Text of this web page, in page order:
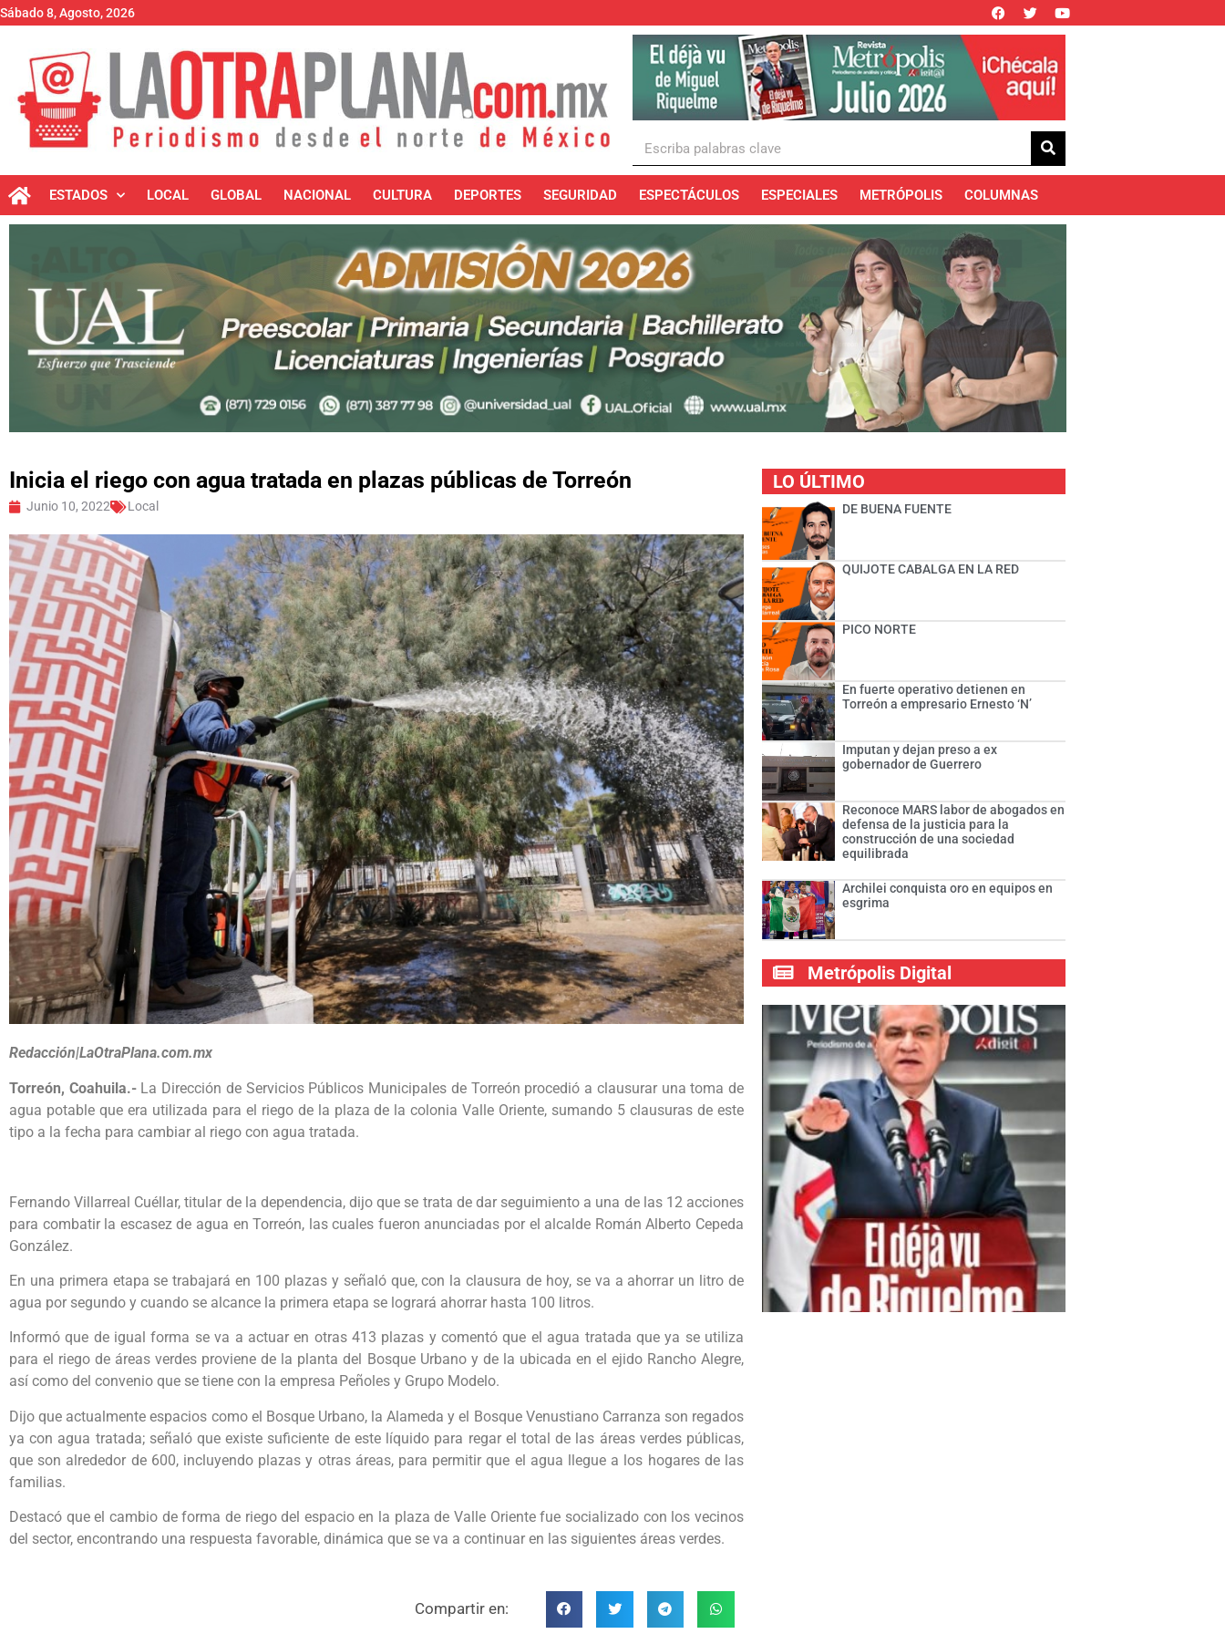
Sábado 8, Agosto, 2026
ESTADOS LOCAL GLOBAL NACIONAL CULTURA DEPORTES SEGURIDAD ESPECTÁCULOS ESPECIALES METRÓPOLIS COLUMNAS
Inicia el riego con agua tratada en plazas públicas de Torreón
Junio 10, 2022 Local
Redacción|LaOtraPlana.com.mx
Torreón, Coahuila.-La Dirección de Servicios Públicos Municipales de Torreón procedió a clausurar una toma de
agua potable que era utilizada para el riego de la plaza de la colonia Valle Oriente, sumando 5 clausuras de este
tipo a la fecha para cambiar al riego con agua tratada.
Fernando Villarreal Cuéllar, titular de la dependencia, dijo que se trata de dar seguimiento a una de las 12 acciones
para combatir la escasez de agua en Torreón, las cuales fueron anunciadas por el alcalde Román Alberto Cepeda
González.
En una primera etapa se trabajará en 100 plazas y señaló que, con la clausura de hoy, se va a ahorrar un litro de
agua por segundo y cuando se alcance la primera etapa se logrará ahorrar hasta 100 litros.
Informó que de igual forma se va a actuar en otras 413 plazas y comentó que el agua tratada que ya se utiliza
para el riego de áreas verdes proviene de la planta del Bosque Urbano y de la ubicada en el ejido Rancho Alegre,
así como del convenio que se tiene con la empresa Peñoles y Grupo Modelo.
Dijo que actualmente espacios como el Bosque Urbano, la Alameda y el Bosque Venustiano Carranza son regados
ya con agua tratada; señaló que existe suficiente de este líquido para regar el total de las áreas verdes públicas,
que son alrededor de 600, incluyendo plazas y otras áreas, para permitir que el agua llegue a los hogares de las
familias.
Destacó que el cambio de forma de riego del espacio en la plaza de Valle Oriente fue socializado con los vecinos
del sector, encontrando una respuesta favorable, dinámica que se va a continuar en las siguientes áreas verdes.
Compartir en:
LO ÚLTIMO
DE BUENA FUENTE
QUIJOTE CABALGA EN LA RED
PICO NORTE
En fuerte operativo detienen en
Torreón a empresario Ernesto ‘N’
Imputan y dejan preso a ex
gobernador de Guerrero
Reconoce MARS labor de abogados en
defensa de la justicia para la
construcción de una sociedad
equilibrada
Archilei conquista oro en equipos en
esgrima
Metrópolis Digital